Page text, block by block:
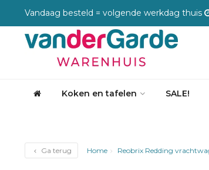
Vandaag besteld = volgende werkdag thuis
Koken en tafelen SALE!
Ga terug Home Reobrix Redding